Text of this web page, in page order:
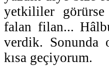
yetkililer görürse
falan filan...
verdik. Sonunda
kısa geçiyorum.